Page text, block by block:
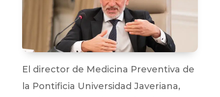
El director de Medicina Preventiva de
la Pontificia Universidad Javeriana,